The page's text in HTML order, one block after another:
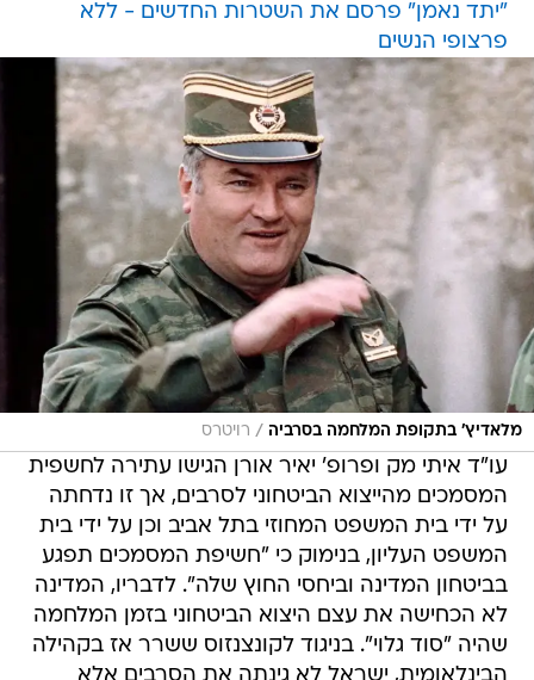
"יתד נאמן" פרסם את השטרות החדשים - ללא
פרצופי הנשים
מלאדיץ' בתקופת המלחמה בסרביה / רויטרס
עו"ד איתי מק ופרופ' יאיר אורן הגישו עתירה לחשפית
המסמכים מהייצוא הביטחוני לסרבים, אך זו נדחתה
על ידי בית המשפט המחוזי בתל אביב וכן על ידי בית
המשפט העליון, בנימוק כי "חשיפת המסמכים תפגע
בביטחון המדינה וביחסי החוץ שלה". לדבריו, המדינה
לא הכחישה את עצם היצוא הביטחוני בזמן המלחמה 
שהיה "סוד גלוי". בניגוד לקונצנזוס ששרר אז בקהילה